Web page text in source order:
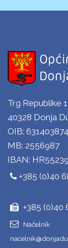
Trg Republike
40328 Donja
OIB:
MB: 2556987
IBAN:
+385 (0)40
+385 (0)40
Načelnik